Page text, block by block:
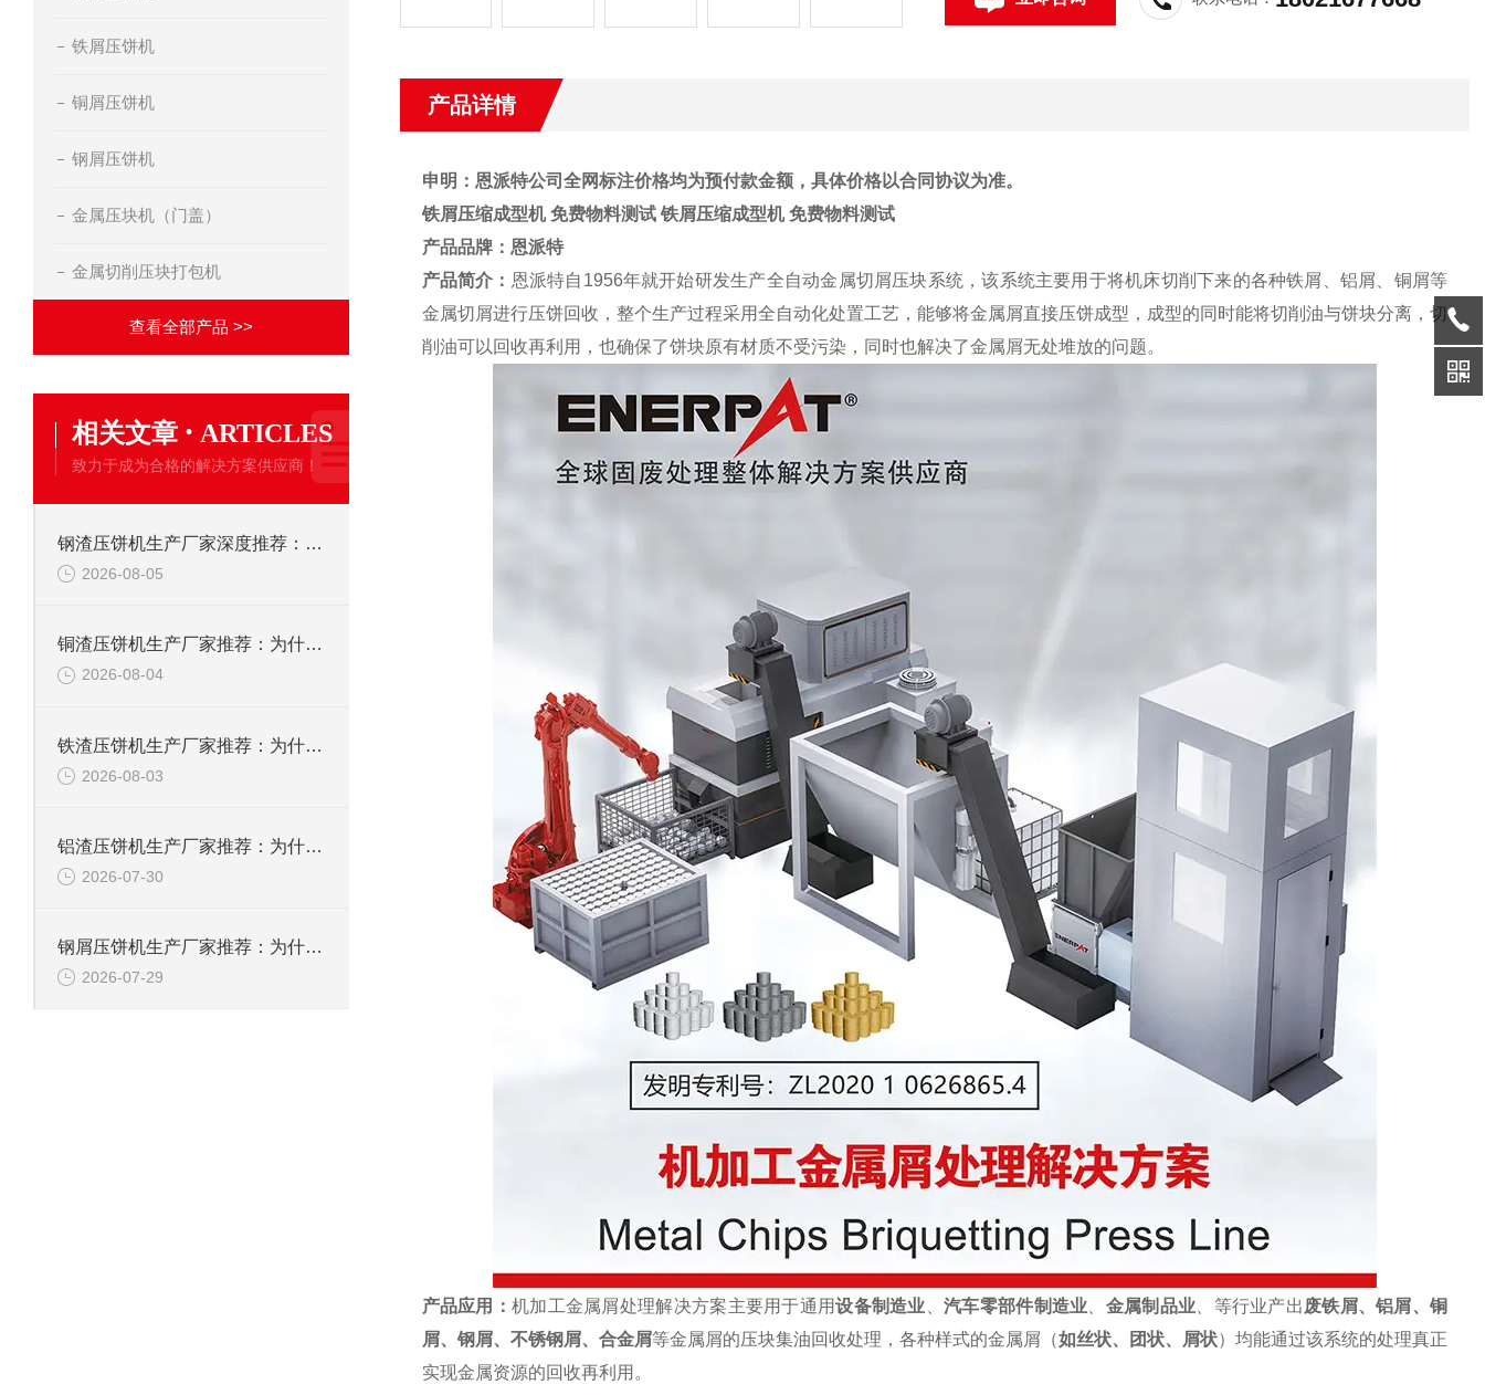
铁屑压饼机
铜屑压饼机
钢屑压饼机
金属压块机（门盖）
金属切削压块打包机
查看全部产品 >>
相关文章 · ARTICLES
致力于成为合格的解决方案供应商！
钢渣压饼机生产厂家深度推荐：为何恩派特成为高净值产线的优选
2026-08-05
铜渣压饼机生产厂家推荐：为什么恩派特成为众多企业的信赖？
2026-08-04
铁渣压饼机生产厂家推荐：为什么恩派特成为众多企业的优选？
2026-08-03
铝渣压饼机生产厂家推荐：为什么恩派特是值得信赖的选择？
2026-07-30
钢屑压饼机生产厂家推荐：为什么恩派特是您值得信赖的选择？
2026-07-29
产品详情
申明：恩派特公司全网标注价格均为预付款金额，具体价格以合同协议为准。
铁屑压缩成型机 免费物料测试 铁屑压缩成型机 免费物料测试
产品品牌： 恩派特
产品简介： 恩派特自1956年就开始研发生产全自动金属切屑压块系统，该系统主要用于将机床切削下来的各种铁屑、铝屑、铜屑等
金属切屑进行压饼回收，整个生产过程采用全自动化处置工艺，能够将金属屑直接压饼成型，成型的同时能将切削油与饼块分离，切
削油可以回收再利用，也确保了饼块原有材质不受污染，同时也解决了金属屑无处堆放的问题。
产品应用： 机加工金属屑处理解决方案主要用于通用设备制造业 、汽车零部件制造业 金属制品业 、等行业产出 废铁屑、铝屑、铜
屑、 钢屑、不锈钢屑、合金屑等金属屑的压块集油回收处理，各种样式的金属屑（如丝状、团状、屑状）均能通过该系统的处理真正
实现金属资源的回收再利用。